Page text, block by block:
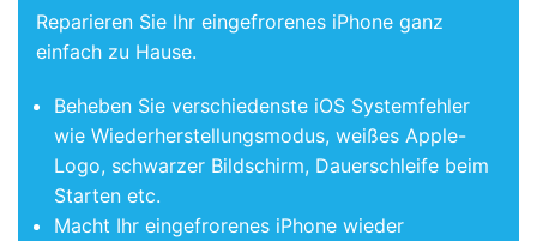
Reparieren Sie Ihr eingefrorenes iPhone ganz
einfach zu Hause.
Beheben Sie verschiedenste iOS Systemfehler
wie Wiederherstellungsmodus, weißes Apple-
Logo, schwarzer Bildschirm, Dauerschleife beim
Starten etc.
Macht Ihr eingefrorenes iPhone wieder